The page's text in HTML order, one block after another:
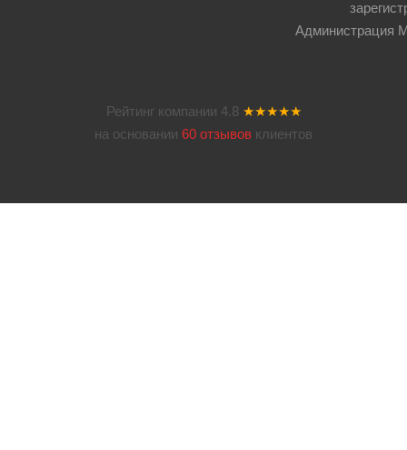
Администрация
Рейтинг компании 4.8 ★★★★★
на основании 60 отзывов клиентов